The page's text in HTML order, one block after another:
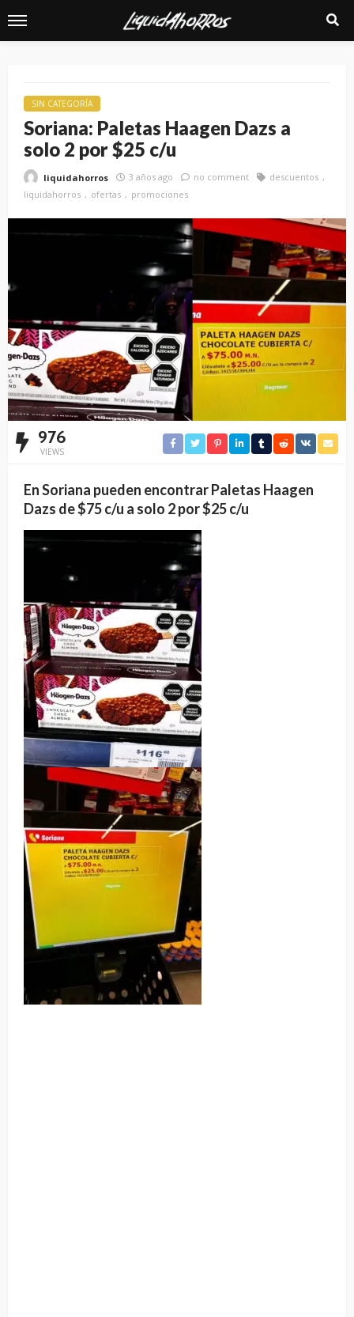
SIN CATEGORÍA
Soriana: Paletas Haagen Dazs a
solo 2 por $25 c/u
liquidahorros 3 años ago no comment
descuentos
liquidahorros
ofertas promociones
976
VIEWS
En Soriana pueden encontrar Paletas Haagen
Dazs de $75 c/u a solo 2 por $25 c/u